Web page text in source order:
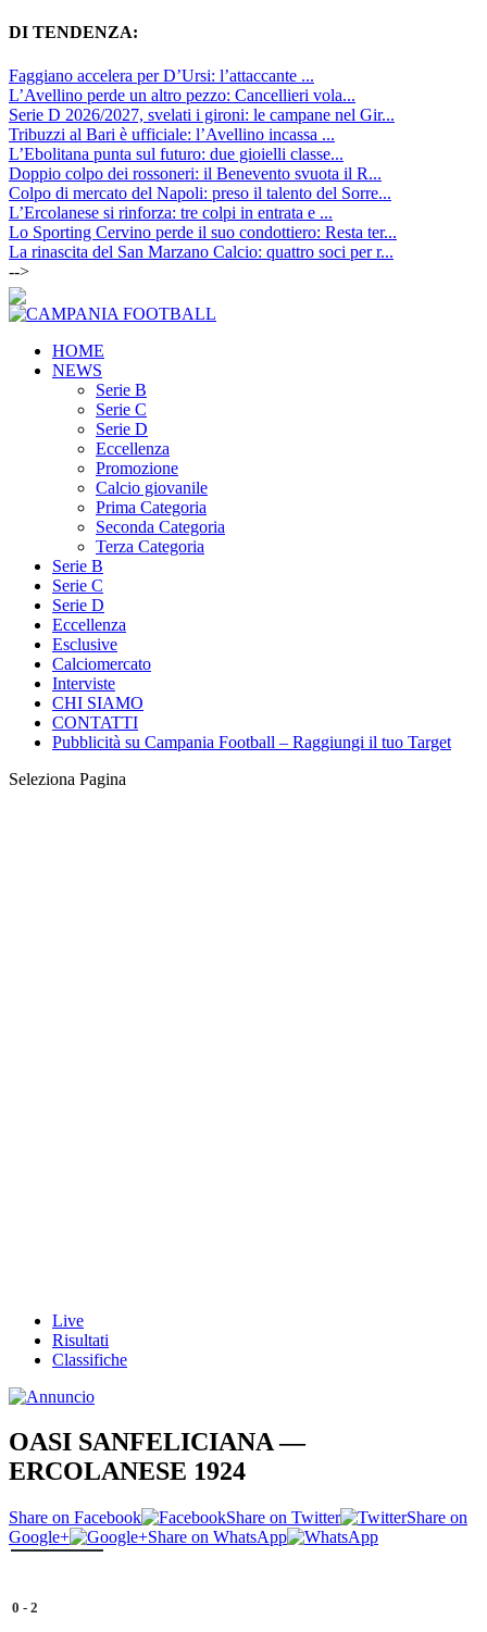
DI TENDENZA:
Faggiano accelera per D’Ursi: l’attaccante ...
L’Avellino perde un altro pezzo: Cancellieri vola...
Serie D 2026/2027, svelati i gironi: le campane nel Gir...
Tribuzzi al Bari è ufficiale: l’Avellino incassa ...
L’Ebolitana punta sul futuro: due gioielli classe...
Doppio colpo dei rossoneri: il Benevento svuota il R...
Colpo di mercato del Napoli: preso il talento del Sorre...
L’Ercolanese si rinforza: tre colpi in entrata e ...
Lo Sporting Cervino perde il suo condottiero: Resta ter...
La rinascita del San Marzano Calcio: quattro soci per r...
-->
HOME
NEWS
Serie B
Serie C
Serie D
Eccellenza
Promozione
Calcio giovanile
Prima Categoria
Seconda Categoria
Terza Categoria
Serie B
Serie C
Serie D
Eccellenza
Esclusive
Calciomercato
Interviste
CHI SIAMO
CONTATTI
Pubblicità su Campania Football – Raggiungi il tuo Target
Seleziona Pagina
Live
Risultati
Classifiche
OASI SANFELICIANA —
ERCOLANESE 1924
Share on Facebook Share on Twitter
Share on
Google+
Share on WhatsApp
0 - 2